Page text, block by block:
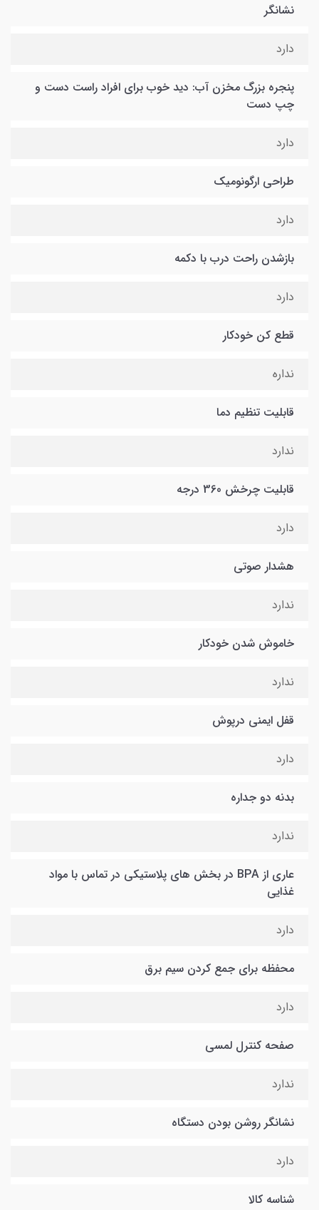
نشانگر
دارد
پنجره بزرگ مخزن آب: دید خوب برای افراد راست دست و
چپ دست
دارد
طراحی ارگونومیک
دارد
بازشدن راحت درب با دکمه
دارد
قطع کن خودکار
نداره
قابلیت تنظیم دما
ندارد
قابلیت چرخش 360 درجه
دارد
هشدار صوتی
ندارد
خاموش شدن خودکار
ندارد
قفل ایمنی درپوش
دارد
بدنه دو جداره
ندارد
عاری از BPA در بخش های پلاستیکی در تماس با مواد
غذایی
دارد
محفظه برای جمع كردن سیم برق
دارد
صفحه کنترل لمسی
ندارد
نشانگر روشن بودن دستگاه
دارد
شناسه کالا